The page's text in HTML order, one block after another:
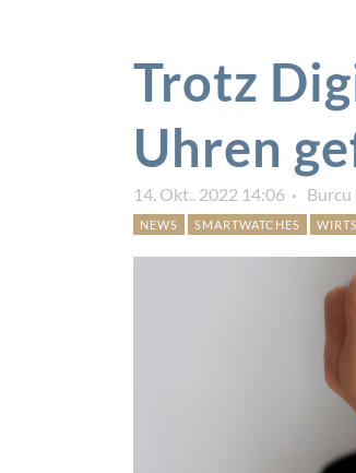
Trotz
Uhren
14. Okt.. 2022 14:06 Burcu
NEWS
SMARTWATCHES